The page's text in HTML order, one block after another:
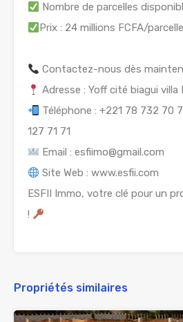
Nombre de parcelles
Prix : 24 millions FCFA/parcelle
Contactez-nous dès
Adresse : Yoff cité biagui villa
Téléphone : +221 78 732 70
127 71 71
Email : esfiimo@gmail.com
Site Web : www.esfii.com
ESFII Immo, votre clé pour un
!
Propriétés similaires